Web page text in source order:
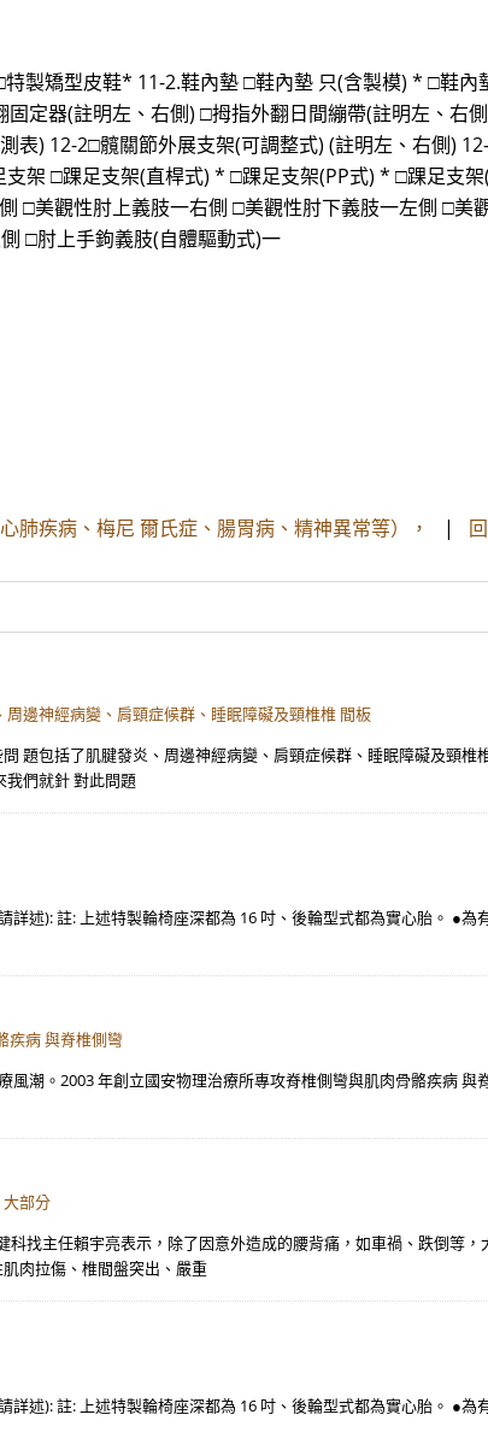
製矯型皮鞋* 11-2.鞋內墊 □鞋內墊 只(含製模) * □鞋
定器(註明左、右側) □拇指外翻日間繃帶(註明左、右
表) 12-2□髖關節外展支架(可調整式) (註明左、右側)
架 □踝足支架(直桿式) * □踝足支架(PP式) * □踝足支
□美觀性肘上義肢一右側 □美觀性肘下義肢一左側 □
□肘上手鉤義肢(自體驅動式)一
心肺疾病、梅尼 爾氏症、腸胃病、精神異常等）， |
邊神經病變、肩頸症候群、睡眠障礙及頸椎椎 間板
題包括了肌腱發炎、周邊神經病變、肩頸症候群、睡眠障礙及頸
我們就針 對此問題
述): 註: 上述特製輪椅座深都為 16 吋、後輪型式都為實心胎。 ●
疾病 與脊椎側彎
風潮。2003 年創立國安物理治療所專攻脊椎側彎與肌肉骨骼疾病
部分
找主任賴宇亮表示，除了因意外造成的腰背痛，如車禍、跌倒等
肉拉傷、椎間盤突出、嚴重
述): 註: 上述特製輪椅座深都為 16 吋、後輪型式都為實心胎。 ●